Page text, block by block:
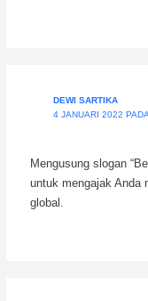
DEWI SARTIKA
4 JANUARI 2022
Mengusung slogan
untuk mengajak Anda
global.